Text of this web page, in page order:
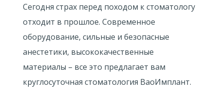
Сегодня страх перед походом к стоматологу
отходит в прошлое. Современное
оборудование, сильные и безопасные
анестетики, высококачественные
материалы – все это предлагает вам
круглосуточная стоматология ВаоИмплант.